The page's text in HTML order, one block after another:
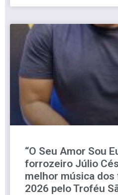
“O Seu Amor Sou
forrozeiro Júlio
melhor música
2026 pelo Troféu